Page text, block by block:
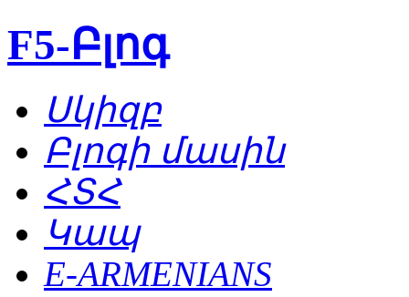
F5-Բլոգ
Սկիզբ
Բլոգի մասին
ՀՏՀ
Կապ
E-ARMENIANS